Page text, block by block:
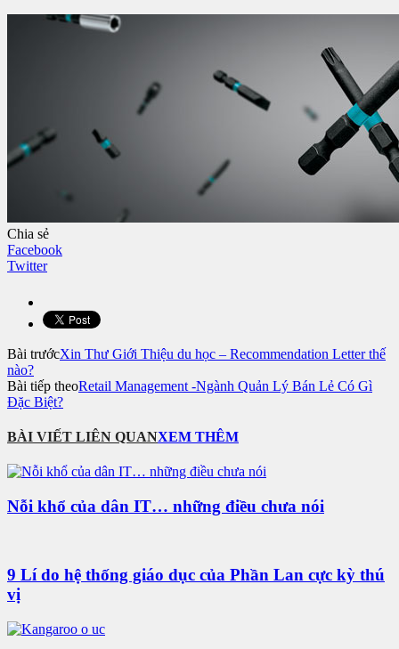
Chia sẻ
Facebook
Twitter
Bài trướcXin Thư Giới Thiệu du học – Recommendation Letter thế
nào?
Bài tiếp theoRetail Management -Ngành Quản Lý Bán Lẻ Có Gì
Đặc Biệt?
BÀI VIẾT LIÊN QUANXEM THÊM
Nỗi khổ của dân IT… những điều chưa nói
9 Lí do hệ thống giáo dục của Phần Lan cực kỳ thú
vị